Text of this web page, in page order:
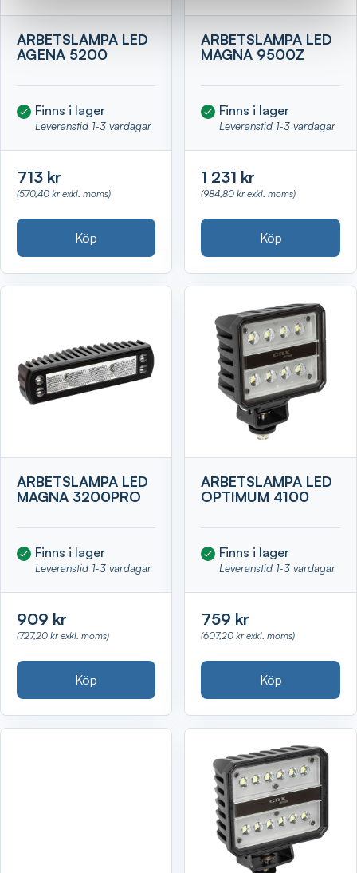
ARBETSLAMPA LED
AGENA 5200
Finns i lager
Leveranstid 1-3 vardagar
713 kr
(570,40 kr exkl. moms)
Köp
ARBETSLAMPA LED
MAGNA 9500Z
Finns i lager
Leveranstid 1-3 vardagar
1 231 kr
(984,80 kr exkl. moms)
Köp
ARBETSLAMPA LED
MAGNA 3200PRO
Finns i lager
Leveranstid 1-3 vardagar
909 kr
(727,20 kr exkl. moms)
Köp
ARBETSLAMPA LED
OPTIMUM 4100
Finns i lager
Leveranstid 1-3 vardagar
759 kr
(607,20 kr exkl. moms)
Köp